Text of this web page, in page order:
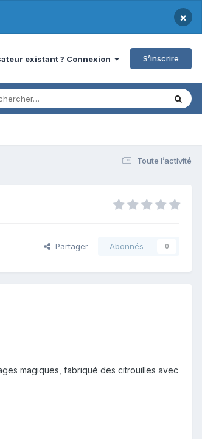
×
existant ? Connexion S’inscrire
Toute l’activité
Partager Abonnés 0
magiques, fabriqué des citrouilles avec